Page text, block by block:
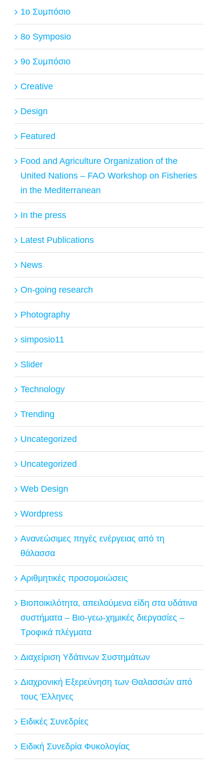
1ο Συμπόσιο
8o Symposio
9ο Συμπόσιο
Creative
Design
Featured
Food and Agriculture Organization of the
United Nations – FAO Workshop on Fisheries
in the Mediterranean
In the press
Latest Publications
News
On-going research
Photography
simposio11
Slider
Technology
Trending
Uncategorized
Uncategorized
Web Design
Wordpress
Ανανεώσιμες πηγές ενέργειας από τη
θάλασσα
Αριθμητικές προσομοιώσεις
Βιοποικιλότητα, απειλούμενα είδη στα υδάτινα
συστήματα – Βιο-γεω-χημικές διεργασίες –
Τροφικά πλέγματα
Διαχείριση Υδάτινων Συστημάτων
Διαχρονική Εξερεύνηση των Θαλασσών από
τους Έλληνες
Ειδικές Συνεδρίες
Ειδική Συνεδρία Φυκολογίας